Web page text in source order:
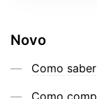
Novo
Como
Como